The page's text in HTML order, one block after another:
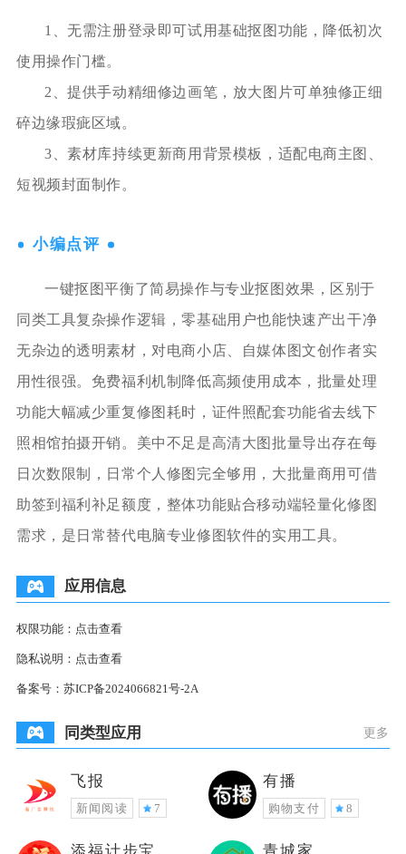
1、无需注册登录即可试用基础抠图功能，降低初次
使用操作门槛。
2、提供手动精细修边画笔，放大图片可单独修正细
碎边缘瑕疵区域。
3、素材库持续更新商用背景模板，适配电商主图、
短视频封面制作。
小编点评
一键抠图平衡了简易操作与专业抠图效果，区别于
同类工具复杂操作逻辑，零基础用户也能快速产出干净
无杂边的透明素材，对电商小店、自媒体图文创作者实
用性很强。免费福利机制降低高频使用成本，批量处理
功能大幅减少重复修图耗时，证件照配套功能省去线下
照相馆拍摄开销。美中不足是高清大图批量导出存在每
日次数限制，日常个人修图完全够用，大批量商用可借
助签到福利补足额度，整体功能贴合移动端轻量化修图
需求，是日常替代电脑专业修图软件的实用工具。
应用信息
权限功能： 点击查看
隐私说明： 点击查看
备案号： 苏ICP备2024066821号-2A
同类型应用 更多
飞报
新闻阅读 7
有播
购物支付 8
添福计步宝 青城家